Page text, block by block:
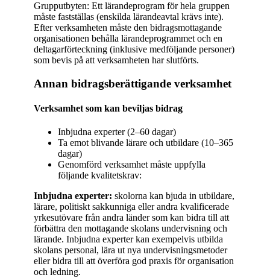
Grupputbyten: Ett lärandeprogram för hela gruppen
måste fastställas (enskilda lärandeavtal krävs inte).
Efter verksamheten måste den bidragsmottagande
organisationen behålla lärandeprogrammet och en
deltagarförteckning (inklusive medföljande personer)
som bevis på att verksamheten har slutförts.
Annan bidragsberättigande verksamhet
Verksamhet som kan beviljas bidrag
Inbjudna experter (2–60 dagar)
Ta emot blivande lärare och utbildare (10–365
dagar)
Genomförd verksamhet måste uppfylla
följande kvalitetskrav:
Inbjudna experter: skolorna kan bjuda in utbildare,
lärare, politiskt sakkunniga eller andra kvalificerade
yrkesutövare från andra länder som kan bidra till att
förbättra den mottagande skolans undervisning och
lärande. Inbjudna experter kan exempelvis utbilda
skolans personal, lära ut nya undervisningsmetoder
eller bidra till att överföra god praxis för organisation
och ledning.